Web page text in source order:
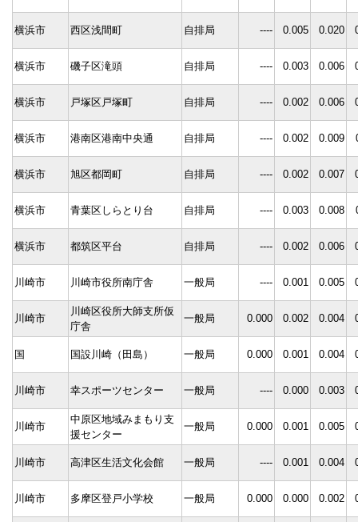
横浜市 西区浅間町 自排局 ---- 0.005 0.020
横浜市 磯子区滝頭 自排局 ---- 0.003 0.006
横浜市 戸塚区戸塚町 自排局 ---- 0.002 0.006
横浜市 港南区港南中央通 自排局 ---- 0.002 0.009
横浜市 旭区都岡町 自排局 ---- 0.002 0.007
横浜市 青葉区しらとり台 自排局 ---- 0.003 0.008
横浜市 都筑区平台 自排局 ---- 0.002 0.006
川崎市 川崎市役所南庁舎 一般局 ---- 0.001 0.005
川崎市
川崎区役所大師支所仮
庁舎
一般局 0.000 0.002 0.004
国 国設川崎（田島） 一般局 0.000 0.001 0.004
川崎市 幸スポーツセンター 一般局 ---- 0.000 0.003
川崎市
中原区地域みまもり支
援センター
一般局 0.000 0.001 0.005
川崎市 高津区生活文化会館 一般局 ---- 0.001 0.004
川崎市 多摩区登戸小学校 一般局 0.000 0.000 0.002